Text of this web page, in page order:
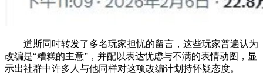
道斯同时转发了多名玩家担忧的留言，这些玩家普遍认为
改编是“糟糕的主意”，并配以表达忧虑与不满的表情动图，显
示出社群中许多人与他同样对这项改编计划持怀疑态度。